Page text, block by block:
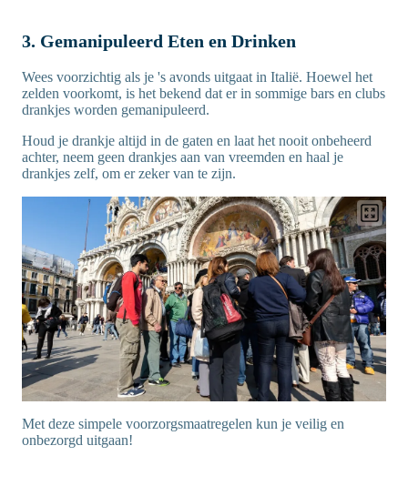
3. Gemanipuleerd Eten en Drinken
Wees voorzichtig als je 's avonds uitgaat in Italië. Hoewel het
zelden voorkomt, is het bekend dat er in sommige bars en clubs
drankjes worden gemanipuleerd.
Houd je drankje altijd in de gaten en laat het nooit onbeheerd
achter, neem geen drankjes aan van vreemden en haal je
drankjes zelf, om er zeker van te zijn.
Met deze simpele voorzorgsmaatregelen kun je veilig en
onbezorgd uitgaan!